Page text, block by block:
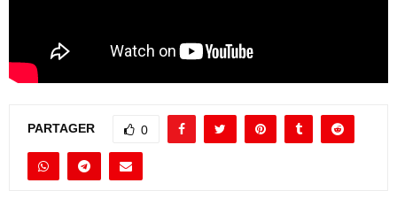
PARTAGER 0